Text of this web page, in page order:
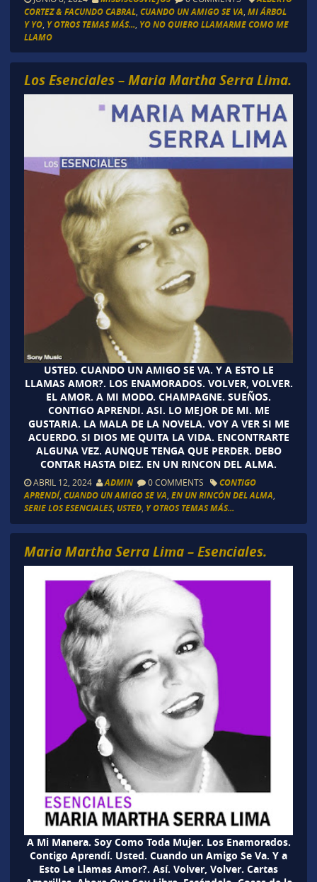
CORTEZ & FACUNDO CABRAL, CUANDO UN AMIGO SE VA MI ÁRBOL
Y YO, Y OTROS TEMAS MÁS... YO NO QUIERO LLAMARME COMO ME
LLAMO
Los Esenciales – Maria Martha Serra Lima.
USTED. CUANDO UN AMIGO SE VA. Y A ESTO LE
LLAMAS AMOR?. LOS ENAMORADOS. VOLVER, VOLVER.
EL AMOR. A MI MODO. CHAMPAGNE. SUEÑOS.
CONTIGO APRENDI. ASI. LO MEJOR DE MI. ME
GUSTARIA. LA MALA DE LA NOVELA. VOY A VER SI ME
ACUERDO. SI DIOS ME QUITA LA VIDA. ENCONTRARTE
ALGUNA VEZ. AUNQUE TENGA QUE PERDER. DEBO
CONTAR HASTA DIEZ. EN UN RINCON DEL ALMA.
ABRIL 12, 2024 ADMIN 0 COMMENTS
CONTIGO
APRENDÍ, CUANDO UN AMIGO SE VA EN UN RINCÓN DEL ALMA
SERIE LOS ESENCIALES, USTED, Y OTROS TEMAS MÁS...
Maria Martha Serra Lima – Esenciales.
A Mi Manera. Soy Como Toda Mujer. Los Enamorados.
Contigo Aprendí. Usted. Cuando un Amigo Se Va. Y a
Esto Le Llamas Amor?. Así. Volver, Volver. Cartas